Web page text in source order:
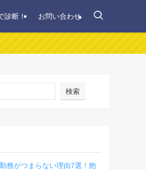
診断！ お問い合わせ
検索
勤務がつまらない理由7選！飽